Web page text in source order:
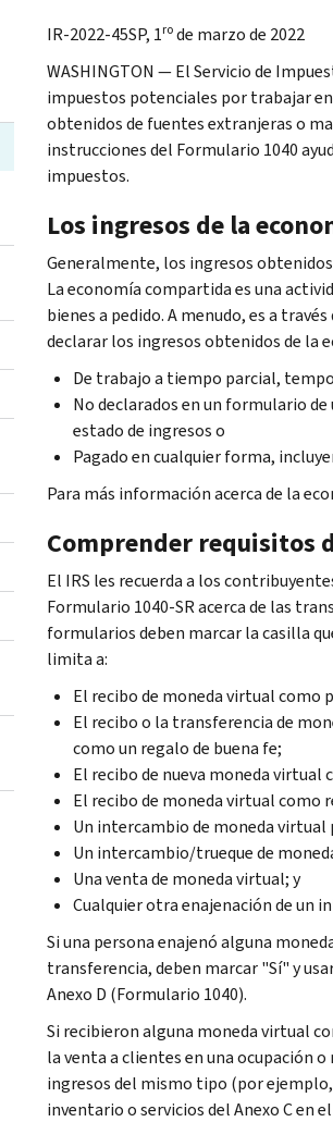
IR-2022-45SP, 1rode marzo de 2022
WASHINGTON — El Servicio de
impuestos potenciales por trabajar
obtenidos de fuentes extranjeras o
instrucciones del Formulario 1040
impuestos.
Los ingresos de la
Generalmente, los ingresos
La economía compartida es una
bienes a pedido. A menudo, es a
declarar los ingresos obtenidos de la
De trabajo a tiempo parcial,
No declarados en un formulario
estado de ingresos o
Pagado en cualquier forma,
Para más información acerca de la
Comprender requisitos
El IRS les recuerda a los
Formulario 1040-SR acerca de las
formularios deben marcar la casilla
limita a:
El recibo de moneda virtual como
El recibo o la transferencia de
como un regalo de buena fe;
El recibo de nueva moneda virtual
El recibo de moneda virtual como
Un intercambio de moneda virtual
Un intercambio/trueque de
Una venta de moneda virtual; y
Cualquier otra enajenación de un
Si una persona enajenó alguna
transferencia, deben marcar "Sí" y
Anexo D (Formulario 1040).
Si recibieron alguna moneda virtual
la venta a clientes en una ocupación
ingresos del mismo tipo (por ejemplo,
inventario o servicios del Anexo C en